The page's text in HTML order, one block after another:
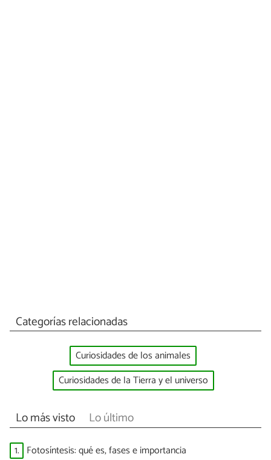
Categorías relacionadas
Curiosidades de los animales
Curiosidades de la Tierra y el universo
Lo más visto Lo último
1. Fotosíntesis: qué es, fases e importancia